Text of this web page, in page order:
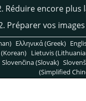
Réduire encore plus
Préparer vos
Ελληνικά (Greek)
Lietuvis
Slovenčina (Slovak)
(Simplified